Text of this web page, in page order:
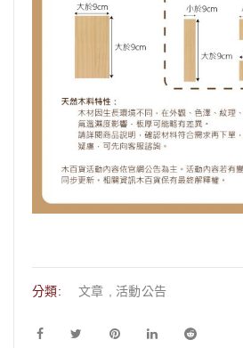
分類: 文章 活動公告